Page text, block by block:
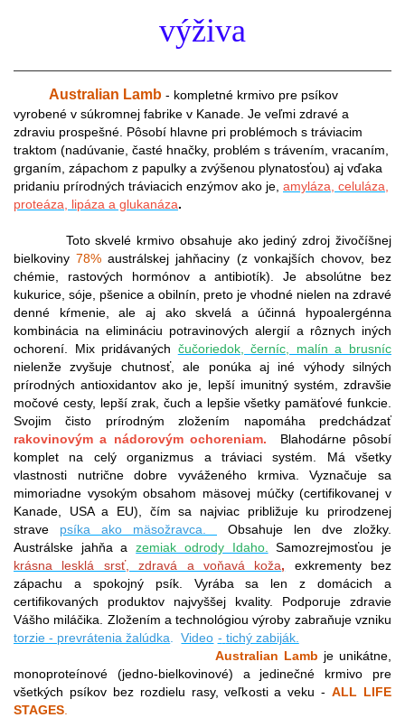
výživa
Australian Lamb - kompletné krmivo pre psíkov
vyrobené v súkromnej fabrike v Kanade. Je veľmi zdravé a
zdraviu prospešné. Pôsobí hlavne pri problémoch s tráviacim
traktom (nadúvanie, časté hnačky, problém s trávením, vracaním,
grganím, zápachom z papulky a zvýšenou plynatosťou) aj vďaka
pridaniu prírodných tráviacich enzýmov ako je, amyláza, celuláza,
proteáza, lipáza a glukanáza.
Toto skvelé krmivo obsahuje ako jediný zdroj živočíšnej
bielkoviny78% austrálskej jahňaciny (z vonkajších chovov, bez
chémie, rastových hormónov a antibiotík). Je absolútne bez
kukurice, sóje, pšenice a obilnín, preto je vhodné nielen na zdravé
denné kŕmenie, ale aj ako skvelá a účinná hypoalergénna
kombinácia na elimináciu potravinových alergií a rôznych iných
ochorení. Mix pridávaných čučoriedok, černíc, malín a brusníc
nielenže zvyšuje chutnosť, ale ponúka aj iné výhody silných
prírodných antioxidantov ako je, lepší imunitný systém, zdravšie
močové cesty, lepší zrak, čuch a lepšie všetky pamäťové funkcie.
Svojim čisto prírodným zložením napomáha predchádzať
rakovinovým a nádorovým ochoreniam.
Blahodárne pôsobí
komplet na celý organizmus a tráviaci systém. Má všetky
vlastnosti nutrične dobre vyváženého krmiva. Vyznačuje sa
mimoriadne vysokým obsahom mäsovej múčky (certifikovanej v
Kanade, USA a EU), čím sa najviac približuje ku prirodzenej
strave psíka ako mäsožravca.
Obsahuje len dve zložky.
Austrálske jahňa azemiak odrody Idaho.
Samozrejmosťou je
krásna lesklá srsť, zdravá a voňavá koža, exkrementy bez
zápachu a spokojný psík. Vyrába sa len z domácich a
certifikovaných produktov najvyššej kvality. Podporuje zdravie
Vášho miláčika. Zložením a technológiou výroby zabraňuje vzniku
torzie - prevrátenia žalúdka .Video - tichý zabiják.
Australian Lamb je unikátne,
monoproteínové (jedno-bielkovinové) a jedinečné krmivo pre
všetkých psíkov bez rozdielu rasy, veľkosti a veku - ALL LIFE
STAGES